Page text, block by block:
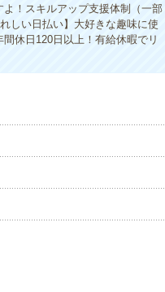
！スキルアップ支援体制（一部
しい日払い】大好きな趣味に使
休日120日以上！有給休暇でリ